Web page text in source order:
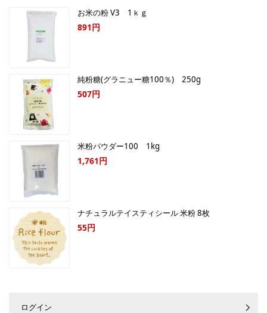
お米の粉 V3 1ｋｇ
891円
純粉糖(グラニュー糖100％) 250g
507円
米粉パウダー100 1kg
1,761円
ナチュラルテイスティシール 米粉 8枚
55円
ログイン